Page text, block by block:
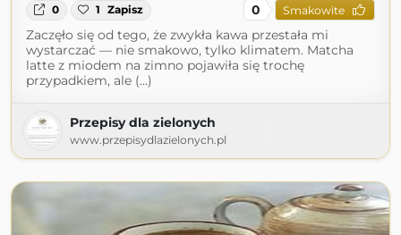
0 1 Zapisz 0 Smakowite
Zaczęło się od tego, że zwykła kawa przestała mi
wystarczać — nie smakowo, tylko klimatem. Matcha
latte z miodem na zimno pojawiła się trochę
przypadkiem, ale (...)
Przepisy dla zielonych
www.przepisydlazielonych.pl